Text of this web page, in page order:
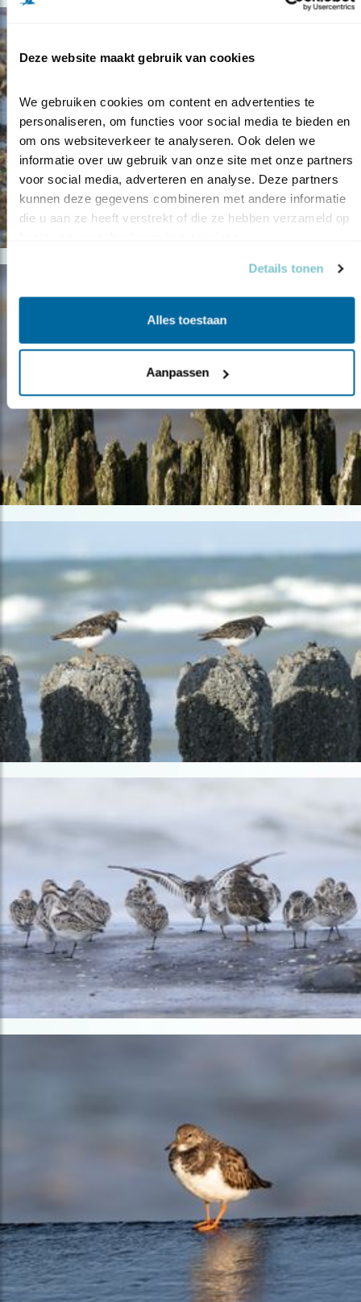
Deze website maakt gebruik van cookies
We gebruiken cookies om content en advertenties te
personaliseren, om functies voor social media te bieden en
om ons websiteverkeer te analyseren. Ook delen we
informatie over uw gebruik van onze site met onze partners
voor social media, adverteren en analyse. Deze partners
kunnen deze gegevens combineren met andere informatie
die u aan ze heeft verstrekt of die ze hebben verzameld op
Details tonen
Alles toestaan
Aanpassen